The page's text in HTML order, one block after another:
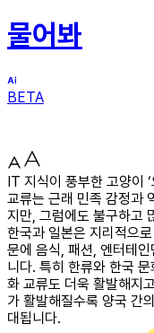
물어봐
BETA
IT 지식이 풍부한 고양이
교류는 근래 민족 감정과
지만, 그럼에도 불구하고
한국과 일본은 지리적으
문에 음식, 패션, 엔터테
니다. 특히 한류와 한국
화 교류도 더욱 활발해지
가 활발해질수록 양국 간
대됩니다.